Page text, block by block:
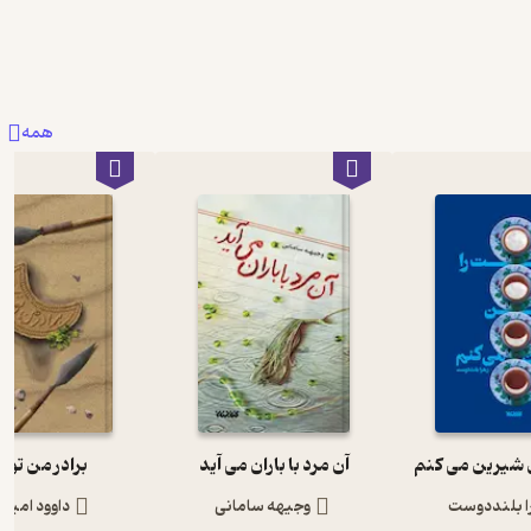
همه
شیرین می کنم
بلنددوست
آن مرد با باران می آید
وجیهه سامانی
برادر من
داوود